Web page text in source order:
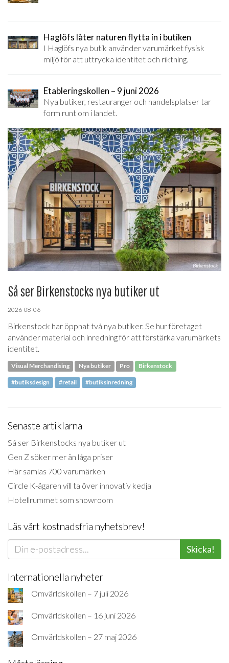
Haglöfs låter naturen flytta in i butiken
I Haglöfs nya butik använder varumärket fysisk
miljö för att uttrycka identitet och riktning.
Etableringskollen – 9 juni 2026
Nya butiker, restauranger och handelsplatser tar
form runt om i landet.
Så ser Birkenstocks nya butiker ut
2026-08-06
Birkenstock har öppnat två nya butiker. Se hur företaget
använder material och inredning för att förstärka varumärkets
identitet.
Visual Merchandising Nya butiker Pro Birkenstock
#butiksdesign #retail #butiksinredning
Senaste artiklarna
Så ser Birkenstocks nya butiker ut
Gen Z söker mer än låga priser
Här samlas 700 varumärken
Circle K-ägaren vill ta över innovativ kedja
Hotellrummet som showroom
Läs vårt kostnadsfria nyhetsbrev!
Skicka!
Internationella nyheter
Omvärldskollen – 7 juli 2026
Omvärldskollen – 16 juni 2026
Omvärldskollen – 27 maj 2026